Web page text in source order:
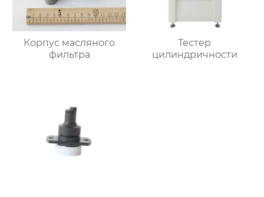
Корпус масляного
фильтра
Тестер
цилиндричности